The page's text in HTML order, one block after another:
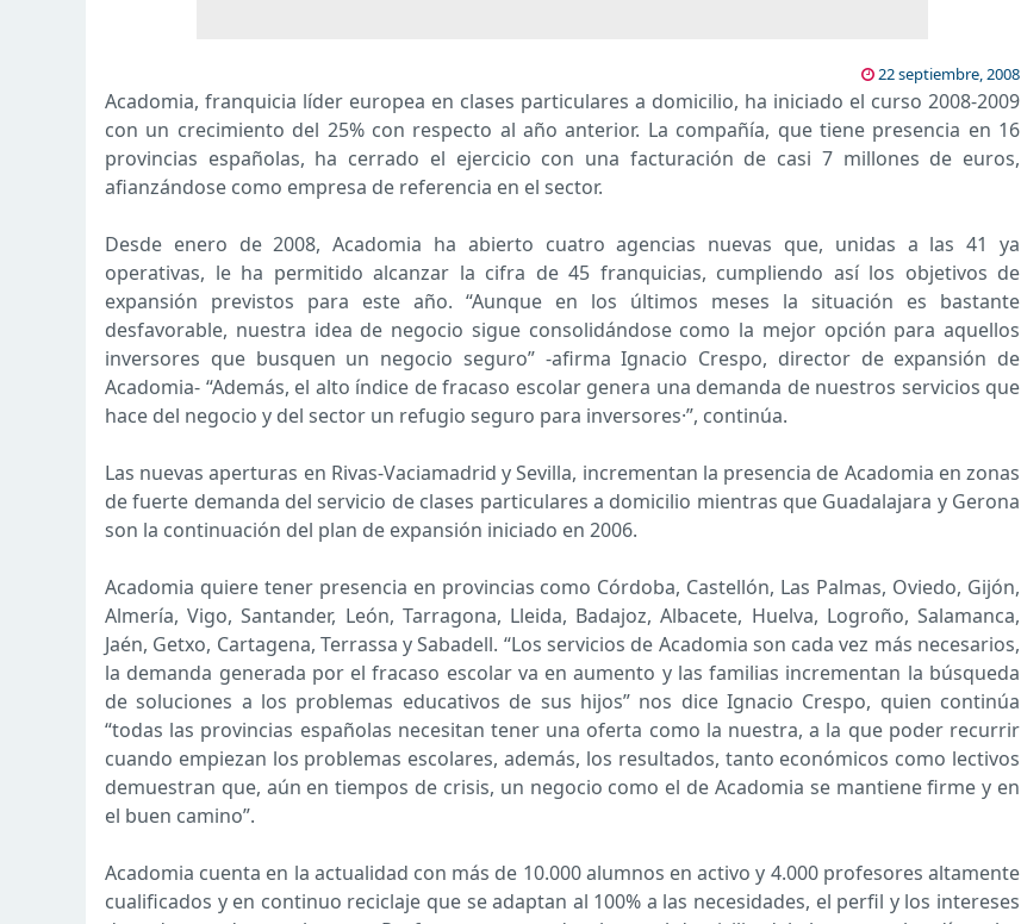
22 septiembre, 2008
Acadomia, franquicia líder europea en clases particulares a domicilio, ha iniciado el curso 2008-2009
con un crecimiento del 25% con respecto al año anterior. La compañía, que tiene presencia en 16
provincias españolas, ha cerrado el ejercicio con una facturación de casi 7 millones de euros,
afianzándose como empresa de referencia en el sector.
Desde enero de 2008, Acadomia ha abierto cuatro agencias nuevas que, unidas a las 41 ya
operativas, le ha permitido alcanzar la cifra de 45 franquicias, cumpliendo así los objetivos de
expansión previstos para este año. “Aunque en los últimos meses la situación es bastante
desfavorable, nuestra idea de negocio sigue consolidándose como la mejor opción para aquellos
inversores que busquen un negocio seguro” -afirma Ignacio Crespo, director de expansión de
Acadomia- “Además, el alto índice de fracaso escolar genera una demanda de nuestros servicios que
hace del negocio y del sector un refugio seguro para inversores·”, continúa.
Las nuevas aperturas en Rivas-Vaciamadrid y Sevilla, incrementan la presencia de Acadomia en zonas
de fuerte demanda del servicio de clases particulares a domicilio mientras que Guadalajara y Gerona
son la continuación del plan de expansión iniciado en 2006.
Acadomia quiere tener presencia en provincias como Córdoba, Castellón, Las Palmas, Oviedo, Gijón,
Almería, Vigo, Santander, León, Tarragona, Lleida, Badajoz, Albacete, Huelva, Logroño, Salamanca,
Jaén, Getxo, Cartagena, Terrassa y Sabadell. “Los servicios de Acadomia son cada vez más necesarios,
la demanda generada por el fracaso escolar va en aumento y las familias incrementan la búsqueda
de soluciones a los problemas educativos de sus hijos” nos dice Ignacio Crespo, quien continúa
“todas las provincias españolas necesitan tener una oferta como la nuestra, a la que poder recurrir
cuando empiezan los problemas escolares, además, los resultados, tanto económicos como lectivos
demuestran que, aún en tiempos de crisis, un negocio como el de Acadomia se mantiene firme y en
el buen camino”.
Acadomia cuenta en la actualidad con más de 10.000 alumnos en activo y 4.000 profesores altamente
cualificados y en continuo reciclaje que se adaptan al 100% a las necesidades, el perfil y los intereses